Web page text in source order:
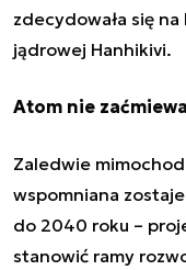
zdecydowała się
jądrowej Hanhikivi.
Atom nie
Zaledwie
wspomniana
do 2040 roku –
stanowić ramy